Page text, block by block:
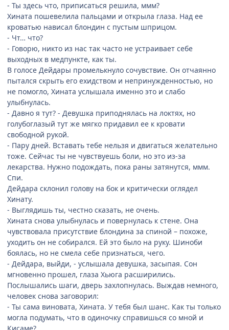
- Ты здесь что, приписаться решила, ммм?
Хината пошевелила пальцами и открыла глаза. Над ее
кроватью нависал блондин с пустым шприцом.
- Чт… что?
- Говорю, никто из нас так часто не устраивает себе
выходных в медпункте, как ты.
В голосе Дейдары промелькнуло сочувствие. Он отчаянно
пытался скрыть его ехидством и непринужденностью, но
не помогло, Хината услышала именно это и слабо
улыбнулась.
- Давно я тут? - Девушка приподнялась на локтях, но
голубоглазый тут же мягко придавил ее к кровати
свободной рукой.
- Пару дней. Вставать тебе нельзя и двигаться желательно
тоже. Сейчас ты не чувствуешь боли, но это из-за
лекарства. Нужно подождать, пока раны затянутся, ммм.
Спи.
Дейдара склонил голову на бок и критически оглядел
Хинату.
- Выглядишь ты, честно сказать, не очень.
Хината снова улыбнулась и повернулась к стене. Она
чувствовала присутствие блондина за спиной – похоже,
уходить он не собирался. Ей это было на руку. Шиноби
боялась, но не смела себе признаться, чего.
- Дейдара, выйди, - услышала девушка, засыпая. Сон
мгновенно прошел, глаза Хьюга расширились.
Послышались шаги, дверь захлопнулась. Выждав немного,
человек снова заговорил:
- Ты сама виновата, Хината. У тебя был шанс. Как ты только
могла подумать, что в одиночку справишься со мной и